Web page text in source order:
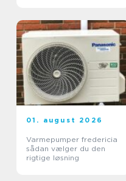
01. august 2026
Varmepumper fredericia
sådan vælger du den
rigtige løsning